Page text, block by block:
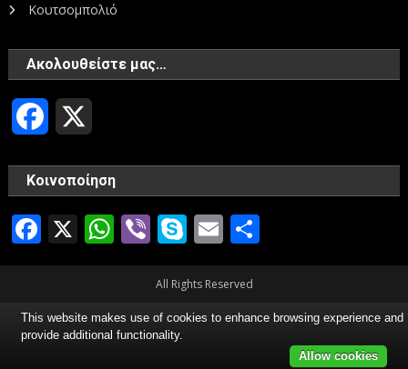
Κουτσομπολιό
Ακολουθείστε μας…
Facebook
Κοινοποίηση
Facebook
X WhatsApp
ViberSkype
Email
All Rights Reserved
This website makes use of cookies to enhance browsing experience and
provide additional functionality.
Allow cookies